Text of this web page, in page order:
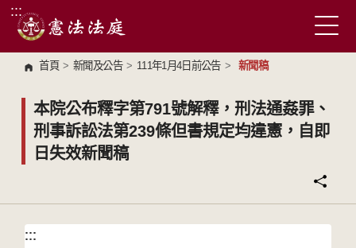
跳到主要內容區塊
:::
首頁 > 新聞及公告 > 111年1月4日前公告 > 新聞稿
本院公布釋字第791號解釋，刑法通姦罪、
刑事訴訟法第239條但書規定均違憲，自即
日失效新聞稿
:::
:::